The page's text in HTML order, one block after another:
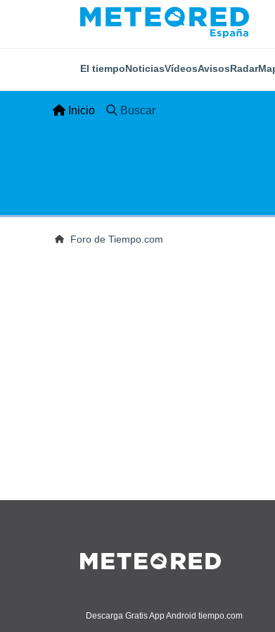
El tiempoNoticiasVídeosAvisosRadar
Inicio Buscar
Foro de Tiempo.com
Descarga Gratis App Android tiempo.com